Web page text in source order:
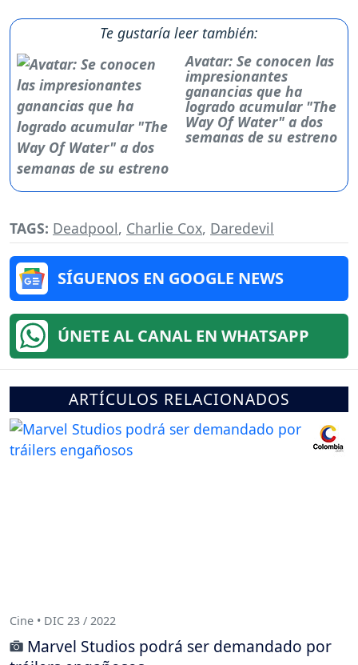
Te gustaría leer también:
Avatar: Se conocen las
impresionantes
ganancias que ha
logrado acumular "The
Way Of Water" a dos
semanas de su estreno
TAGS: Deadpool, Charlie Cox, Daredevil
SÍGUENOS EN GOOGLE NEWS
ÚNETE AL CANAL EN WHATSAPP
ARTÍCULOS RELACIONADOS
Cine • DIC 23 / 2022
Marvel Studios podrá ser demandado por